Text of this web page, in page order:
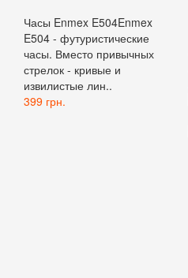
Часы Enmex E504Enmex
E504 - футуристические
часы. Вместо привычных
стрелок - кривые и
извилистые лин..
399 грн.